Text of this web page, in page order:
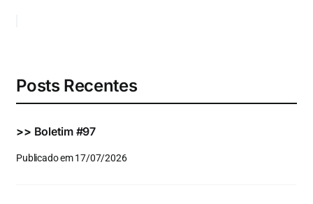
Eventos e Certificados
Posts Recentes
>> Boletim #97
Publicado em 17/07/2026